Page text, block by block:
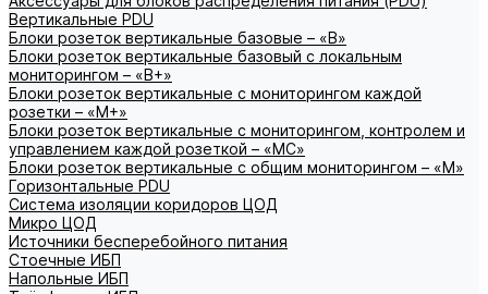
Вертикальные PDU
Блоки розеток вертикальные базовые – «В»
Блоки розеток вертикальные базовый с локальным
мониторингом – «В+»
Блоки розеток вертикальные с мониторингом каждой
розетки – «М+»
Блоки розеток вертикальные с мониторингом, контролем и
управлением каждой розеткой – «МС»
Блоки розеток вертикальные с общим мониторингом – «М»
Горизонтальные PDU
Система изоляции коридоров ЦОД
Микро ЦОД
Источники бесперебойного питания
Стоечные ИБП
Напольные ИБП